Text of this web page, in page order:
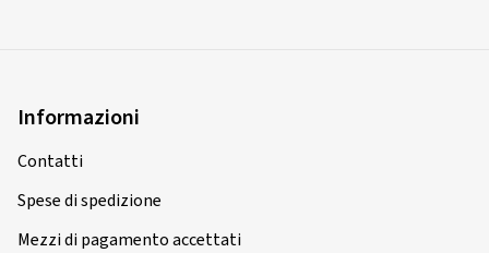
Informazioni
Contatti
Spese di spedizione
Mezzi di pagamento accettati